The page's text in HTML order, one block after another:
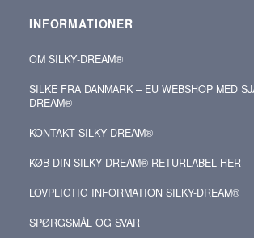
INFORMATIONER
OM SILKY‑DREAM®
SILKE FRA DANMARK – EU WEBSHOP MED
DREAM®
KONTAKT SILKY‑DREAM®
KØB DIN SILKY‑DREAM® RETURLABEL HER
LOVPLIGTIG INFORMATION SILKY-DREAM®
SPØRGSMÅL OG SVAR